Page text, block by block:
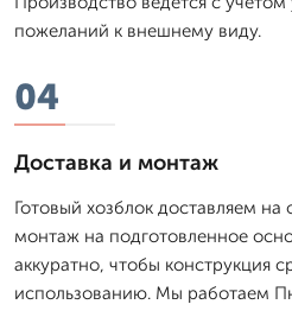
пожеланий к внешнему виду.
04
Доставка и монтаж
Готовый хозблок доставляем на
монтаж на подготовленное
аккуратно, чтобы конструкция
использованию. Мы работаем